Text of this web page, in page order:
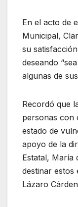
En el acto de
Municipal,
su
deseando
algunas de
Recordó que
personas con
estado de
apoyo de la
Estatal, María
destinar estos
Lázaro